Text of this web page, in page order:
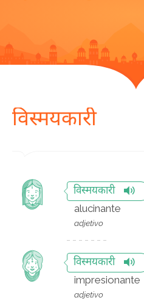
विस्मयकारी
विस्मयकारी
alucinante
adjetivo
विस्मयकारी
impresionante
adjetivo